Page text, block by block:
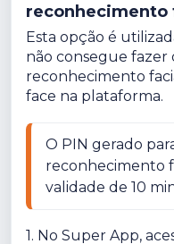
reconhecimento
Esta opção é
não consegue fazer
reconhecimento
face na plataforma.
O PIN gerado
reconhecimento
validade de 10
1. No Super App,